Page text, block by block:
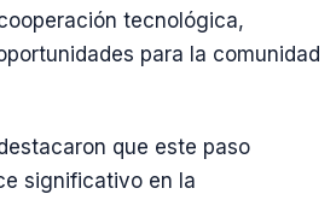
tecnológica,
para la comunidad
que este paso
significativo en la